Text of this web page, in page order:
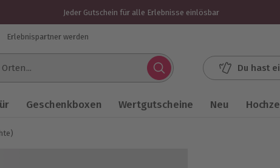
Jeder Gutschein für alle Erlebnisse einlösbar
Erlebnispartner werden
Du hast
Geschenkboxen Wertgutscheine Neu